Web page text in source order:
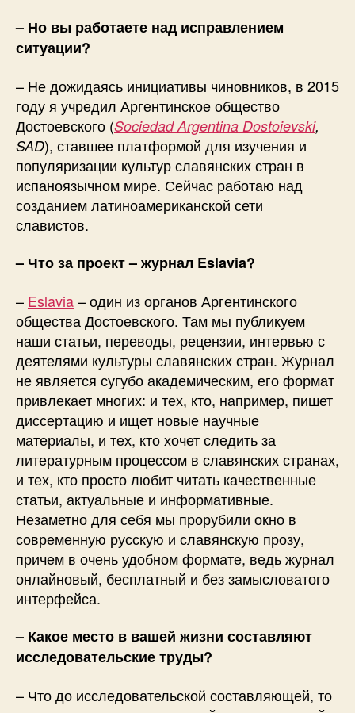
– Но вы работаете над исправлением
ситуации?
– Не дожидаясь инициативы чиновников, в 2015
году я учредил Аргентинское общество
Достоевского (Sociedad Argentina Dostoievski,
SAD), ставшее платформой для изучения и
популяризации культур славянских стран в
испаноязычном мире. Сейчас работаю над
созданием латиноамериканской сети
славистов.
– Что за проект – журнал Eslavia?
– Eslavia– один из органов Аргентинского
общества Достоевского. Там мы публикуем
наши статьи, переводы, рецензии, интервью с
деятелями культуры славянских стран. Журнал
не является сугубо академическим, его формат
привлекает многих: и тех, кто, например, пишет
диссертацию и ищет новые научные
материалы, и тех, кто хочет следить за
литературным процессом в славянских странах,
и тех, кто просто любит читать качественные
статьи, актуальные и информативные.
Незаметно для себя мы прорубили окно в
современную русскую и славянскую прозу,
причем в очень удобном формате, ведь журнал
онлайновый, бесплатный и без замысловатого
интерфейса.
– Какое место в вашей жизни составляют
исследовательские труды?
– Что до исследовательской составляющей, то